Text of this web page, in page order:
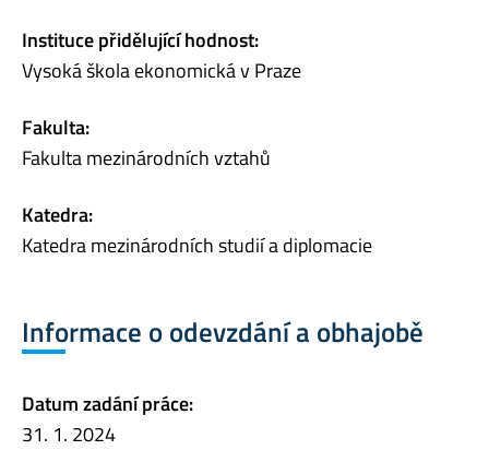
Instituce přidělující hodnost:
Vysoká škola ekonomická v Praze
Fakulta:
Fakulta mezinárodních vztahů
Katedra:
Katedra mezinárodních studií a diplomacie
Informace o odevzdání a obhajobě
Datum zadání práce:
31. 1. 2024